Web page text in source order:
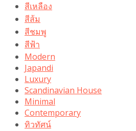
สีเหลือง
สีส้ม
สีชมพู
สีฟ้า
Modern
Japandi
Luxury
Scandinavian House
Minimal
Contemporary
ทิวทัศน์